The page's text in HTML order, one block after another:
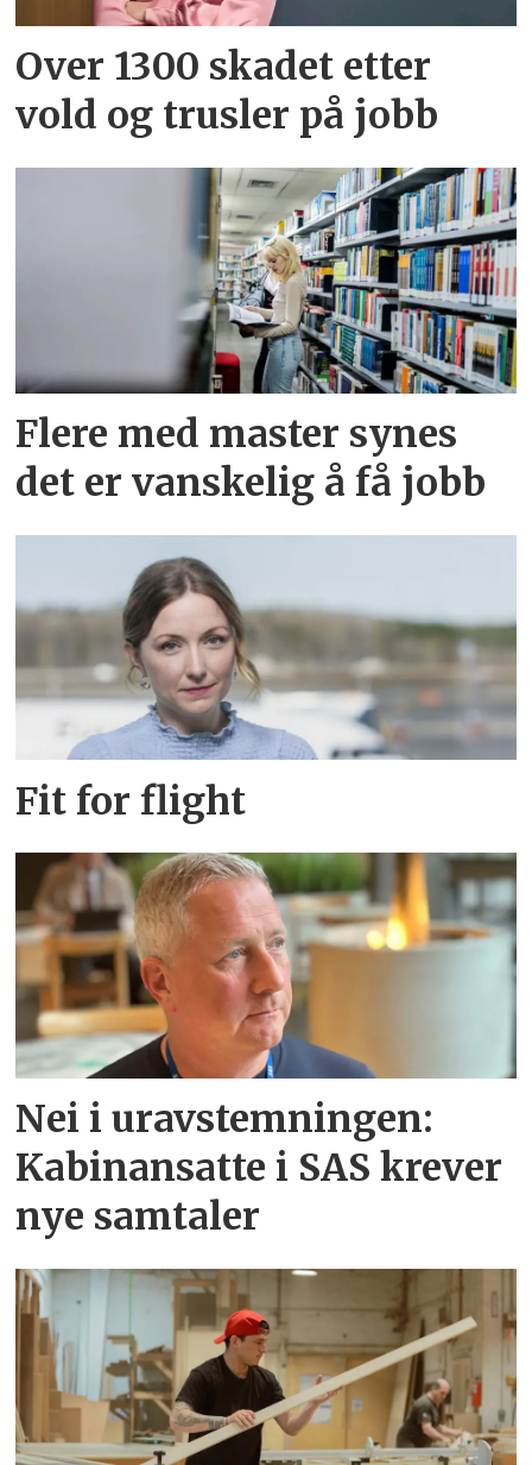
Over 1300 skadet etter
vold og trusler på jobb
Flere med master synes
det er vanskelig å få jobb
Fit for flight
Nei i uravstemningen:
Kabinansatte i SAS krever
nye samtaler